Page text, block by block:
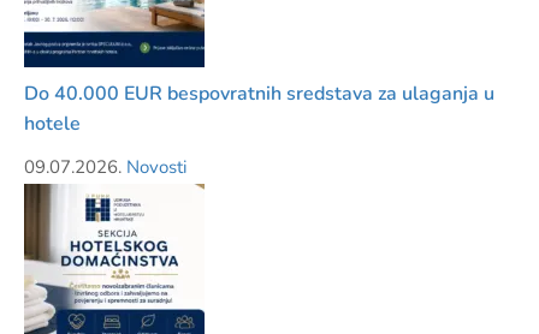
Do 40.000 EUR bespovratnih sredstava za ulaganja u
hotele
09.07.2026. Novosti